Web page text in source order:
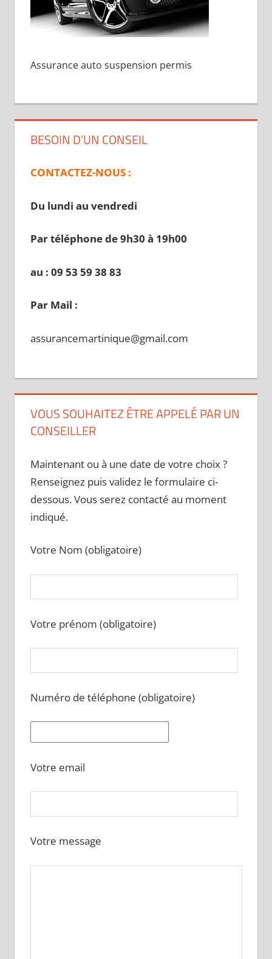
Assurance auto suspension permis
BESOIN D’UN CONSEIL
CONTACTEZ-NOUS :
Du lundi au vendredi
Par téléphone de 9h30 à 19h00
au : 09 53 59 38 83
Par Mail :
assurancemartinique@gmail.com
VOUS SOUHAITEZ ÊTRE APPELÉ PAR UN
CONSEILLER
Maintenant ou à une date de votre choix ?
Renseignez puis validez le formulaire ci-
dessous. Vous serez contacté au moment
indiqué.
Votre Nom (obligatoire)
Votre prénom (obligatoire)
Numéro de téléphone (obligatoire)
Votre email
Votre message